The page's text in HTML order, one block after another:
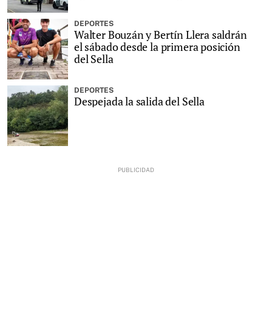
DEPORTES
Walter Bouzán y Bertín Llera saldrán
el sábado desde la primera posición
del Sella
DEPORTES
Despejada la salida del Sella